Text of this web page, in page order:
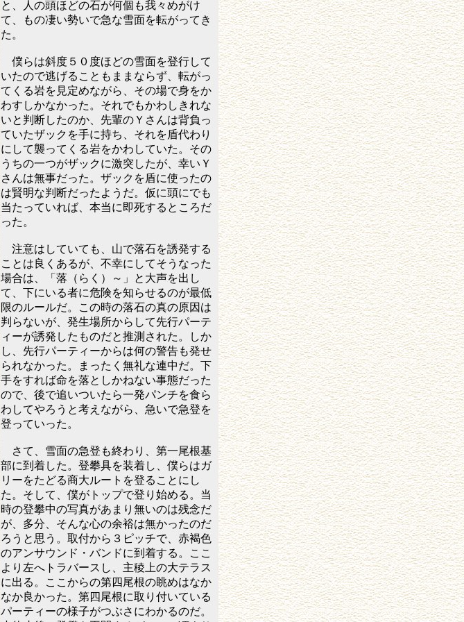
と、人の頭ほどの石が何個も我々めがけ
て、もの凄い勢いで急な雪面を転がってき
た。
僕らは斜度５０度ほどの雪面を登行して
いたので逃げることもままならず、転がっ
てくる岩を見定めながら、その場で身をか
わすしかなかった。それでもかわしきれな
いと判断したのか、先輩のＹさんは背負っ
ていたザックを手に持ち、それを盾代わり
にして襲ってくる岩をかわしていた。その
うちの一つがザックに激突したが、幸いＹ
さんは無事だった。ザックを盾に使ったの
は賢明な判断だったようだ。仮に頭にでも
当たっていれば、本当に即死するところだ
った。
注意はしていても、山で落石を誘発する
ことは良くあるが、不幸にしてそうなった
場合は、「落（らく）～」と大声を出し
て、下にいる者に危険を知らせるのが最低
限のルールだ。この時の落石の真の原因は
判らないが、発生場所からして先行パーテ
ィーが誘発したものだと推測された。しか
し、先行パーティーからは何の警告も発せ
られなかった。まったく無礼な連中だ。下
手をすれば命を落としかねない事態だった
ので、後で追いついたら一発パンチを食ら
わしてやろうと考えながら、急いで急登を
登っていった。
さて、雪面の急登も終わり、第一尾根基
部に到着した。登攀具を装着し、僕らはガ
リーをたどる商大ルートを登ることにし
た。そして、僕がトップで登り始める。当
時の登攀中の写真があまり無いのは残念だ
が、多分、そんな心の余裕は無かったのだ
ろうと思う。取付から３ピッチで、赤褐色
のアンサウンド・バンドに到着する。ここ
より左へトラバースし、主稜上の大テラス
に出る。ここからの第四尾根の眺めはなか
なか良かった。第四尾根に取り付いている
パーティーの様子がつぶさにわかるのだ。